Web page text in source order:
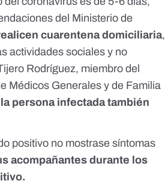
del Ministerio de
cuarentena domiciliaria,
actividades sociales y no
Rodríguez, miembro del
Médicos Generales y de Familia
persona infectada también
positivo no mostrase síntomas
acompañantes durante los